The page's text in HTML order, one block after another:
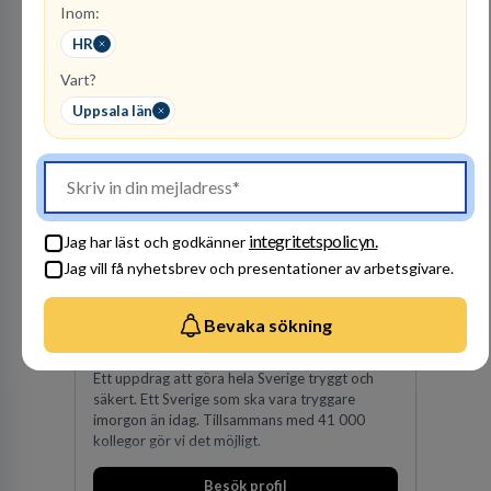
Inom:
HR
Vart?
Uppsala län
Jag har läst och godkänner integritetspolicyn.
Jag vill få nyhetsbrev och presentationer av arbetsgivare.
Bevaka sökning
kunskapsintensiva och idédrivna företag. Vår
expertis inom IP-tillgångar har gett oss en
marknadsledande position. Våra klienter väljer
oss för den kompetens som krävs för att
skydda, utveckla och kommersialisera
företagets viktigaste tillgångar.
Polismyndigheten
95lediga jobb
Visa jobb
Ett uppdrag att göra hela Sverige tryggt och
säkert. Ett Sverige som ska vara tryggare
imorgon än idag. Tillsammans med 41 000
kollegor gör vi det möjligt.
Besök profil